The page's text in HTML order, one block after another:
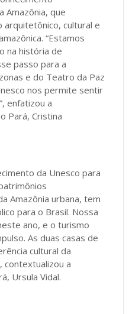
Amazônia, que
cultural e
“Estamos
na história de
passo para a
e do Teatro da Paz
nos permite sentir
enfatizou a
Pará, Cristina
da Unesco para
Amazônia urbana, tem
para o Brasil. Nossa
ano, e o turismo
As duas casas de
cultural da
contextualizou a
Ursula Vidal.